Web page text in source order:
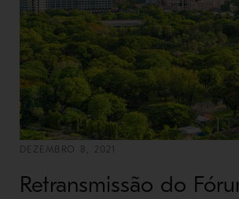
DEZEMBRO 8, 2021
Retransmissão do